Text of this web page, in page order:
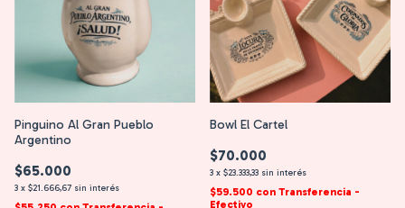
Pinguino Al Gran Pueblo
Argentino
$65.000
3 x $21.666,67 sin interés
Bowl El Cartel
$70.000
3 x $23.333,33 sin interés
$59.500 con Transferencia -
Efectivo